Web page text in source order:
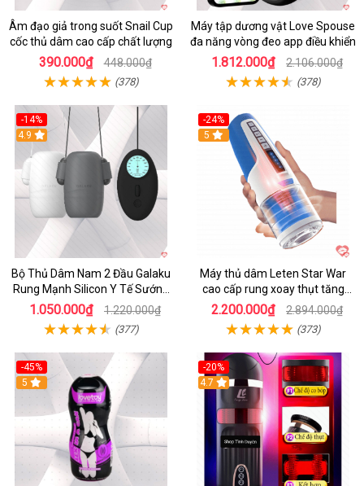
Âm đạo giả trong suốt Snail Cup
cốc thủ dâm cao cấp chất lượng
390.000₫ 448.000₫
(378)
Máy tập dương vật Love Spouse
đa năng vòng đeo app điều khiển
1.812.000₫ 2.106.000₫
(378)
-14%
4.9
Bộ Thủ Dâm Nam 2 Đầu Galaku
Rung Mạnh Silicon Y Tế Sướng
Tột Đỉnh
1.050.000₫ 1.220.000₫
(377)
-24%
5
Máy thủ dâm Leten Star War
cao cấp rung xoay thụt tăng
khoái cảm
2.200.000₫ 2.894.000₫
(373)
-45%
5
-20%
4.7